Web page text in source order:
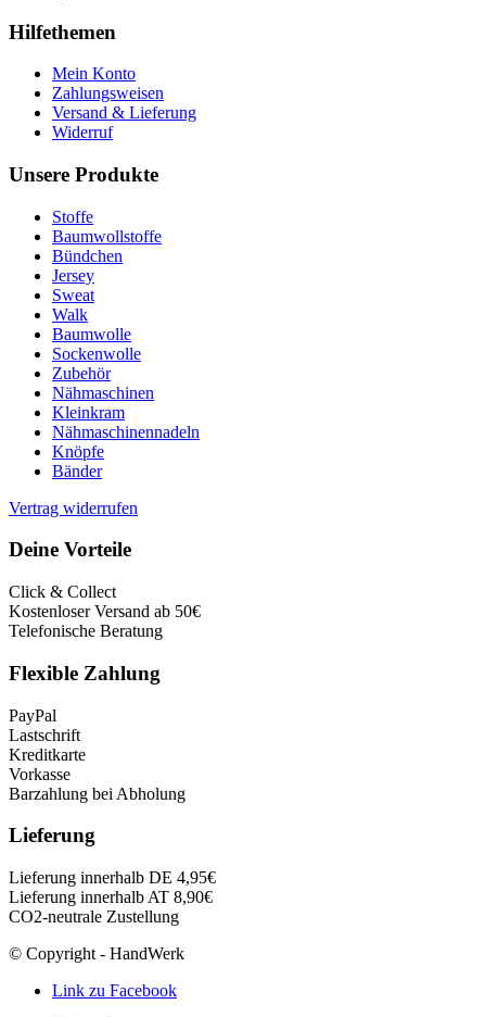
Hilfethemen
Mein Konto
Zahlungsweisen
Versand & Lieferung
Widerruf
Unsere Produkte
Stoffe
Baumwollstoffe
Bündchen
Jersey
Sweat
Walk
Baumwolle
Sockenwolle
Zubehör
Nähmaschinen
Kleinkram
Nähmaschinennadeln
Knöpfe
Bänder
Vertrag widerrufen
Deine Vorteile
Click & Collect
Kostenloser Versand ab 50€
Telefonische Beratung
Flexible Zahlung
PayPal
Lastschrift
Kreditkarte
Vorkasse
Barzahlung bei Abholung
Lieferung
Lieferung innerhalb DE 4,95€
Lieferung innerhalb AT 8,90€
CO2-neutrale Zustellung
© Copyright - HandWerk
Link zu Facebook